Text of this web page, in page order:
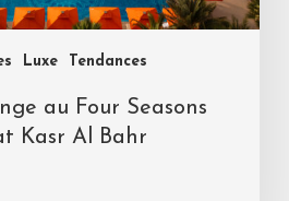
Luxe Tendances
au Four Seasons
Kasr Al Bahr